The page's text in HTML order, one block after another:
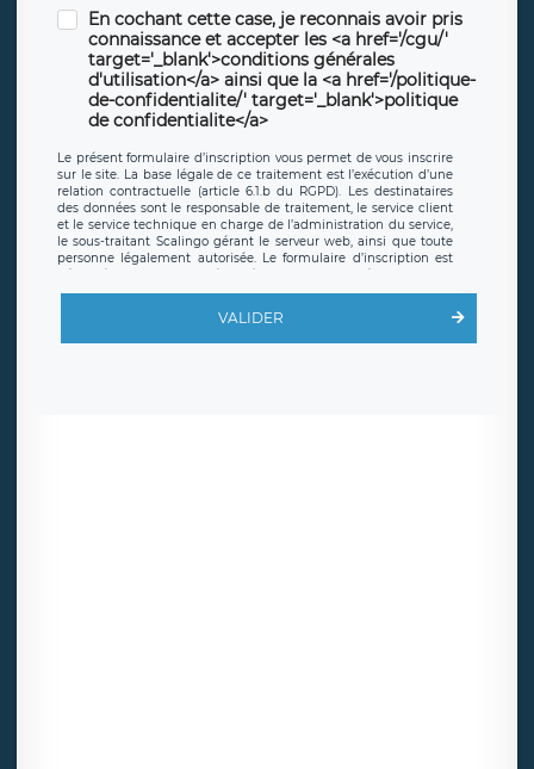
En cochant cette case, je reconnais avoir pris
connaissance et accepter les <a href='/cgu/'
target='_blank'>conditions générales
d'utilisation</a> ainsi que la <a href='/politique-
de-confidentialite/' target='_blank'>politique
de confidentialite</a>
Le présent formulaire d’inscription vous permet de vous inscrire
sur le site. La base légale de ce traitement est l’exécution d’une
relation contractuelle (article 6.1.b du RGPD). Les destinataires
des données sont le responsable de traitement, le service client
et le service technique en charge de l’administration du service,
le sous-traitant Scalingo gérant le serveur web, ainsi que toute
personne légalement autorisée. Le formulaire d’inscription est
offrant desclauses de protection conformes au RGPD. Les
en sollicite la suppression, étant entendu que vous pouvez
demander la suppression de vos données et retirer votre
VALIDER